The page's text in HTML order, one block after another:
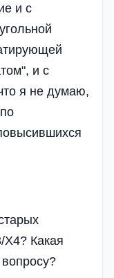
и с
и с
я не думаю,
Х4? Какая